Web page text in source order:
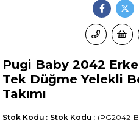
Pugi Baby 2042
Tek Düğme Yelekli
Takımı
(PG2042-
Stok Kodu
Stok Kodu